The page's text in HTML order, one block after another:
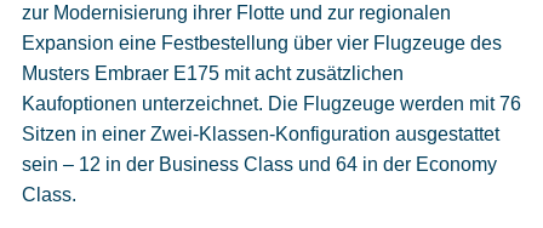
zur Modernisierung ihrer Flotte und zur regionalen
Expansion eine Festbestellung über vier Flugzeuge des
Musters Embraer E175 mit acht zusätzlichen
Kaufoptionen unterzeichnet. Die Flugzeuge werden mit 76
Sitzen in einer Zwei-Klassen-Konfiguration ausgestattet
sein – 12 in der Business Class und 64 in der Economy
Class.